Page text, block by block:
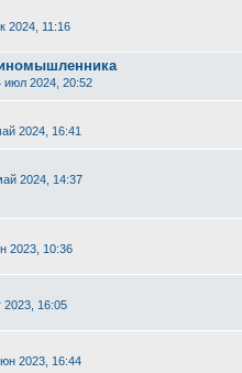
2024, 11:16
июл 2024, 20:52
2024, 16:41
2024, 14:37
2023, 10:36
2023, 16:05
2023, 16:44